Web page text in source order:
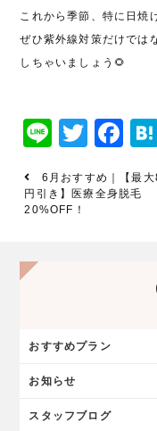
これから季節、特に日焼
ぜひ紫外線対策だけでは
しちゃいましょう 🌻
Line
6月おすすめ｜【最大
円引き】医療全身脱毛
20%OFF！
おすすめプラン
お知らせ
スタッフブログ